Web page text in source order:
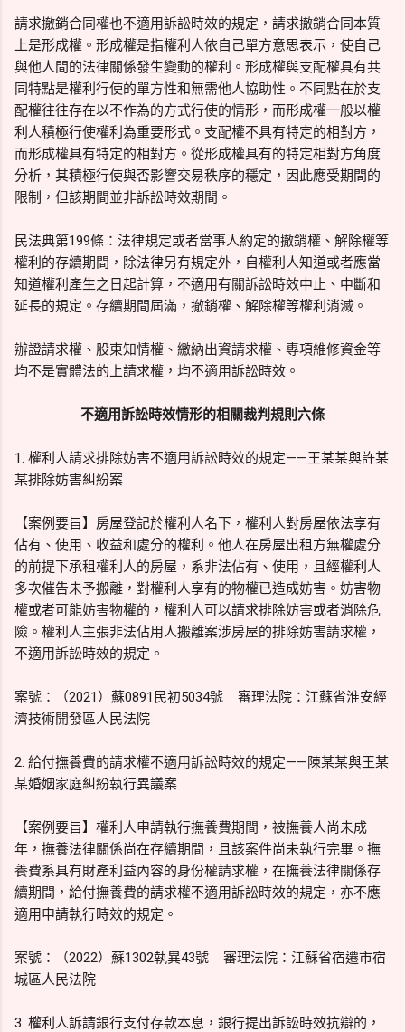
請求撤銷合同權也不適用訴訟時效的規定，請求撤銷合同本質
上是形成權。形成權是指權利人依自己單方意思表示，使自己
與他人間的法律關係發生變動的權利。形成權與支配權具有共
同特點是權利行使的單方性和無需他人協助性。不同點在於支
配權往往存在以不作為的方式行使的情形，而形成權一般以權
利人積極行使權利為重要形式。支配權不具有特定的相對方，
而形成權具有特定的相對方。從形成權具有的特定相對方角度
分析，其積極行使與否影響交易秩序的穩定，因此應受期間的
限制，但該期間並非訴訟時效期間。
民法典第199條：法律規定或者當事人約定的撤銷權、解除權等
權利的存續期間，除法律另有規定外，自權利人知道或者應當
知道權利產生之日起計算，不適用有關訴訟時效中止、中斷和
延長的規定。存續期間屆滿，撤銷權、解除權等權利消滅。
辦證請求權、股東知情權、繳納出資請求權、專項維修資金等
均不是實體法的上請求權，均不適用訴訟時效。
不適用訴訟時效情形的相關裁判規則六條
1. 權利人請求排除妨害不適用訴訟時效的規定——王某某與許某
某排除妨害糾紛案
【案例要旨】房屋登記於權利人名下，權利人對房屋依法享有
佔有、使用、收益和處分的權利。他人在房屋出租方無權處分
的前提下承租權利人的房屋，系非法佔有、使用，且經權利人
多次催告未予搬離，對權利人享有的物權已造成妨害。妨害物
權或者可能妨害物權的，權利人可以請求排除妨害或者消除危
險。權利人主張非法佔用人搬離案涉房屋的排除妨害請求權，
不適用訴訟時效的規定。
案號：（2021）蘇0891民初5034號 審理法院：江蘇省淮安經
濟技術開發區人民法院
2. 給付撫養費的請求權不適用訴訟時效的規定——陳某某與王某
某婚姻家庭糾紛執行異議案
【案例要旨】權利人申請執行撫養費期間，被撫養人尚未成
年，撫養法律關係尚在存續期間，且該案件尚未執行完畢。撫
養費系具有財產利益內容的身份權請求權，在撫養法律關係存
續期間，給付撫養費的請求權不適用訴訟時效的規定，亦不應
適用申請執行時效的規定。
案號：（2022）蘇1302執異43號 審理法院：江蘇省宿遷市宿
城區人民法院
3. 權利人訴請銀行支付存款本息，銀行提出訴訟時效抗辯的，